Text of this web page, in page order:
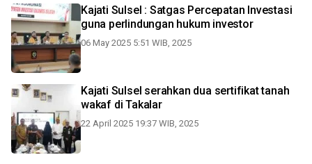
Kajati Sulsel : Satgas Percepatan Investasi
guna perlindungan hukum investor
06 May 2025 5:51 WIB, 2025
Kajati Sulsel serahkan dua sertifikat tanah
wakaf di Takalar
22 April 2025 19:37 WIB, 2025